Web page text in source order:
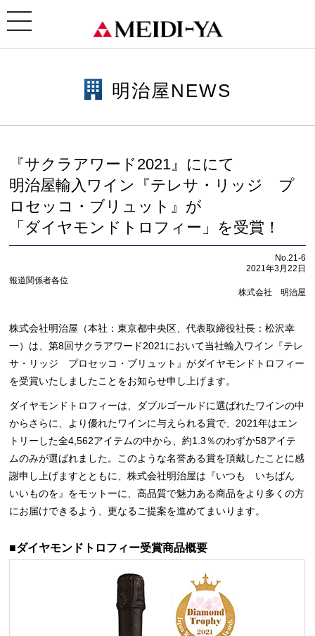
toggle
navigation
サ・リッジ プロセッコ・ブリュット』が「ダイヤモンドトロフィー」を受賞！
明治屋NEWS
『サクラアワード2021』ににて
明治屋輸入ワイン『テレサ・リッジ プ
ロセッコ・ブリュット』が
「ダイヤモンドトロフィー」を受賞！
No.21-6
2021年3月22日
報道関係者各位
株式会社 明治屋
株式会社明治屋（本社：東京都中央区、代表取締役社長：松沢幸
一）は、第8回サクラアワード2021において当社輸入ワイン『テレ
サ・リッジ プロセッコ・ブリュット』がダイヤモンドトロフィー
を受賞いたしましたことをお知らせ申し上げます。
ダイヤモンドトロフィーは、ダブルゴールドに選ばれたワインの中
からさらに、より優れたワインに与えられる賞で、2021年はエン
トリーした全4,562アイテムの中から、約1.3％のわずか58アイテ
ムのみが選ばれました。このような名誉ある賞を頂戴したことに感
謝申し上げますとともに、株式会社明治屋は『いつも いちばん
いいものを』をモットーに、高品質で魅力ある商品をより多くの方
にお届けできるよう、更なるご提案を進めてまいります。
■ダイヤモンドトロフィー受賞商品概要